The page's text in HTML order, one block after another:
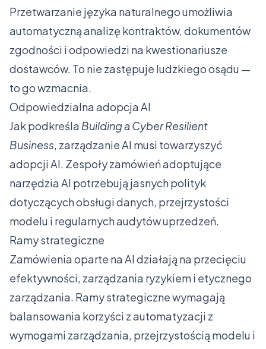
Przetwarzanie języka naturalnego umożliwia
automatyczną analizę kontraktów, dokumentów
zgodności i odpowiedzi na kwestionariusze
dostawców. To nie zastępuje ludzkiego osądu —
to go wzmacnia.
Odpowiedzialna adopcja AI
Jak podkreśla Building a Cyber Resilient
Business, zarządzanie AI musi towarzyszyć
adopcji AI. Zespoły zamówień adoptujące
narzędzia AI potrzebują jasnych polityk
dotyczących obsługi danych, przejrzystości
modelu i regularnych audytów uprzedzeń.
Ramy strategiczne
Zamówienia oparte na AI działają na przecięciu
efektywności, zarządzania ryzykiem i etycznego
zarządzania. Ramy strategiczne wymagają
balansowania korzyści z automatyzacji z
wymogami zarządzania, przejrzystością modelu i